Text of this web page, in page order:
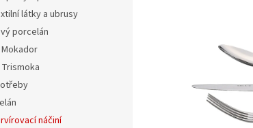
látky a ubrusy
porcelán
náčiní